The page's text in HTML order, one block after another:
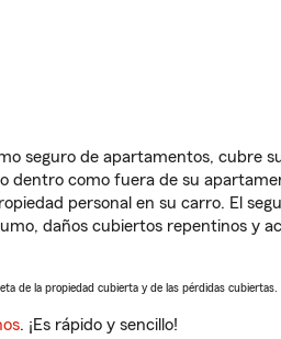
seguro de apartamentos, cubre
dentro como fuera de su
personal en su carro. El
daños cubiertos repentinos y
de la propiedad cubierta y de las pérdidas cubiertas.
. ¡Es rápido y sencillo!